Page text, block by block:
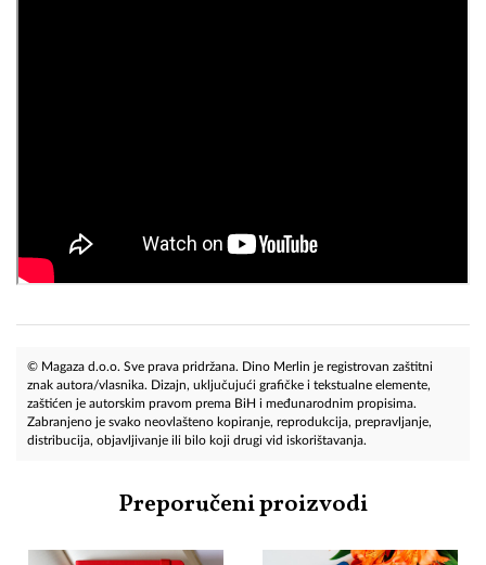
© Magaza d.o.o. Sve prava pridržana. Dino Merlin je registrovan zaštitni
znak autora/vlasnika. Dizajn, uključujući grafičke i tekstualne elemente,
zaštićen je autorskim pravom prema BiH i međunarodnim propisima.
Zabranjeno je svako neovlašteno kopiranje, reprodukcija, prepravljanje,
distribucija, objavljivanje ili bilo koji drugi vid iskorištavanja.
Preporučeni proizvodi